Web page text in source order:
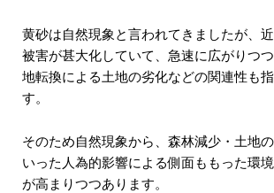
黄砂は自然現象と言われてきましたが、
被害が甚大化していて、急速に広がりつ
地転換による土地の劣化などの関連性も
す。
そのため自然現象から、森林減少・土地
いった人為的影響による側面ももった環
が高まりつつあります。